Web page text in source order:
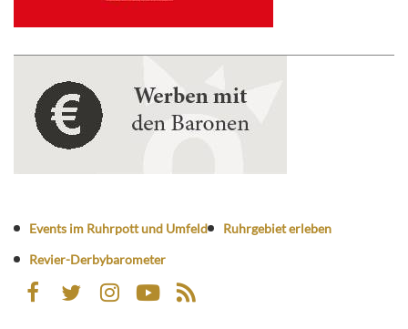
Events im Ruhrpott und Umfeld
Ruhrgebiet erleben
Revier-Derbybarometer